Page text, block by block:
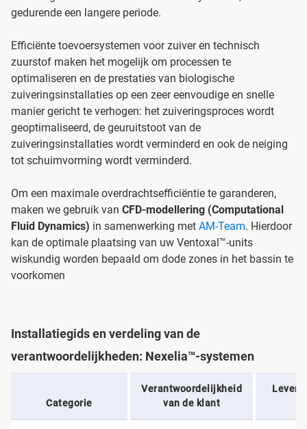
gedurende een langere periode.
Efficiënte toevoersystemen voor zuiver en technisch
zuurstof maken het mogelijk om processen te
optimaliseren en de prestaties van biologische
zuiveringsinstallaties op een zeer eenvoudige en snelle
manier gericht te verhogen: het zuiveringsproces wordt
geoptimaliseerd, de geuruitstoot van de
zuiveringsinstallaties wordt verminderd en ook de neiging
tot schuimvorming wordt verminderd.
Om een maximale overdrachtsefficiëntie te garanderen,
maken we gebruik van CFD-modellering (Computational
Fluid Dynamics) in samenwerking met AM-Team. Hierdoor
kan de optimale plaatsing van uw Ventoxal™-units
wiskundig worden bepaald om dode zones in het bassin te
voorkomen
Installatiegids en verdeling van de
verantwoordelijkheden: Nexelia™-systemen
Categorie
Verantwoordelijkheid
van de klant